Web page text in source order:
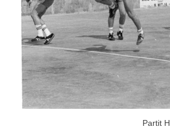
Partit